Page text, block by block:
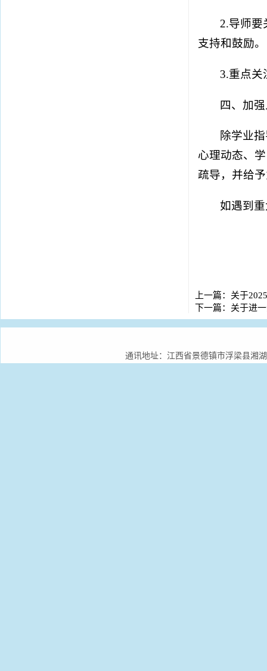
2.导师要
支持和鼓励。
3.重点关
四、加
除学业
心理动态、
疏导，并给
如遇到
上一篇： 关于
下一篇： 关于进
通讯地址：江西省景德镇市浮梁县湘